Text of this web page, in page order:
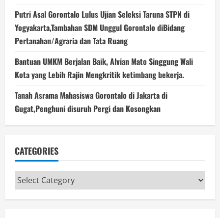
Putri Asal Gorontalo Lulus Ujian Seleksi Taruna STPN di
Yogyakarta,Tambahan SDM Unggul Gorontalo diBidang
Pertanahan/Agraria dan Tata Ruang
Bantuan UMKM Berjalan Baik, Alvian Mato Singgung Wali
Kota yang Lebih Rajin Mengkritik ketimbang bekerja.
Tanah Asrama Mahasiswa Gorontalo di Jakarta di
Gugat,Penghuni disuruh Pergi dan Kosongkan
CATEGORIES
Categories